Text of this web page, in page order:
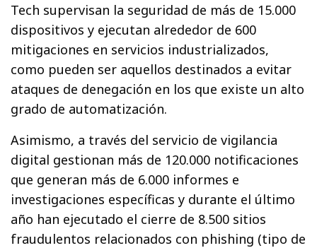
Tech supervisan la seguridad de más de 15.000
dispositivos y ejecutan alrededor de 600
mitigaciones en servicios industrializados,
como pueden ser aquellos destinados a evitar
ataques de denegación en los que existe un alto
grado de automatización.
Asimismo, a través del servicio de vigilancia
digital gestionan más de 120.000 notificaciones
que generan más de 6.000 informes e
investigaciones específicas y durante el último
año han ejecutado el cierre de 8.500 sitios
fraudulentos relacionados con phishing (tipo de